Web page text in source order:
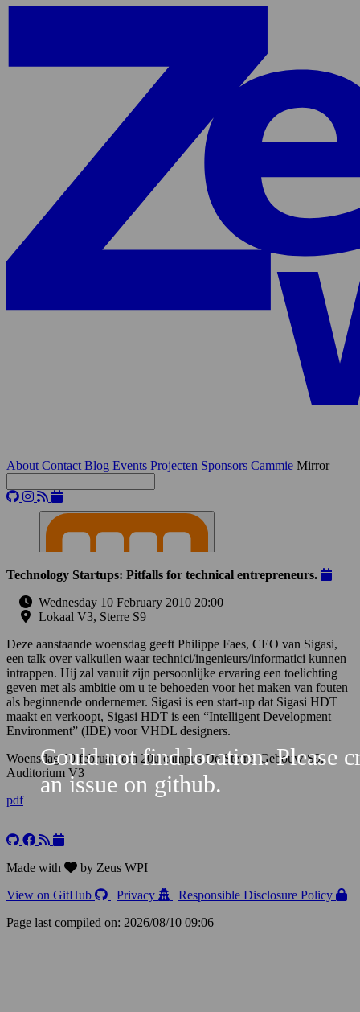
About Contact Blog Events Projecten Sponsors Cammie Mirror
Technology Startups: Pitfalls for technical entrepreneurs.
Wednesday 10 February 2010 20:00
Lokaal V3, Sterre S9
Deze aanstaande woensdag geeft Philippe Faes, CEO van Sigasi,
een talk over valkuilen waar technici/ingenieurs/informatici kunnen
intrappen. Hij zal vanuit zijn persoonlijke ervaring een toelichting
geven met als ambitie om u te behoeden voor het maken van fouten
als beginnende ondernemer. Sigasi is een start-up dat Sigasi HDT
maakt en verkoopt, Sigasi HDT is een “Intelligent Development
Environment” (IDE) voor VHDL designers.
Woensdag 10 februari om 20u campus De Sterre, Gebouw S9,
Auditorium V3
pdf
Could not find location. Please
an issue on github.
+
−
Made with
by Zeus WPI
View on GitHub
| Privacy | Responsible Disclosure Policy
Page last compiled on: 2026/08/10 09:06